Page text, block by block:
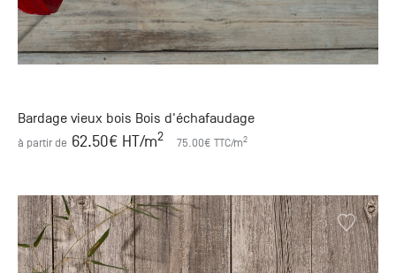
Bardage vieux bois Bois d'échafaudage
à partir de 62.50€ HT/m2 75.00€ TTC/m2